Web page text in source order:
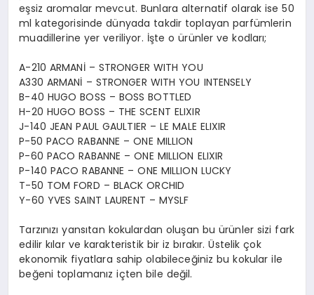
eşsiz aromalar mevcut. Bunlara alternatif olarak ise 50
ml kategorisinde dünyada takdir toplayan parfümlerin
muadillerine yer veriliyor. İşte o ürünler ve kodları;
A-210 ARMANİ – STRONGER WITH YOU
A330 ARMANİ – STRONGER WITH YOU INTENSELY
B-40 HUGO BOSS – BOSS BOTTLED
H-20 HUGO BOSS – THE SCENT ELIXIR
J-140 JEAN PAUL GAULTIER – LE MALE ELIXIR
P-50 PACO RABANNE – ONE MILLION
P-60 PACO RABANNE – ONE MILLION ELIXIR
P-140 PACO RABANNE – ONE MILLION LUCKY
T-50 TOM FORD – BLACK ORCHID
Y-60 YVES SAINT LAURENT – MYSLF
Tarzınızı yansıtan kokulardan oluşan bu ürünler sizi fark
edilir kılar ve karakteristik bir iz bırakır. Üstelik çok
ekonomik fiyatlara sahip olabileceğiniz bu kokular ile
beğeni toplamanız içten bile değil.